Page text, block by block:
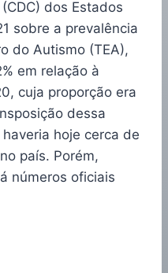
dos Estados
sobre a prevalência
do Autismo (TEA),
em relação à
cuja proporção era
dessa
hoje cerca de
país. Porém,
números oficiais